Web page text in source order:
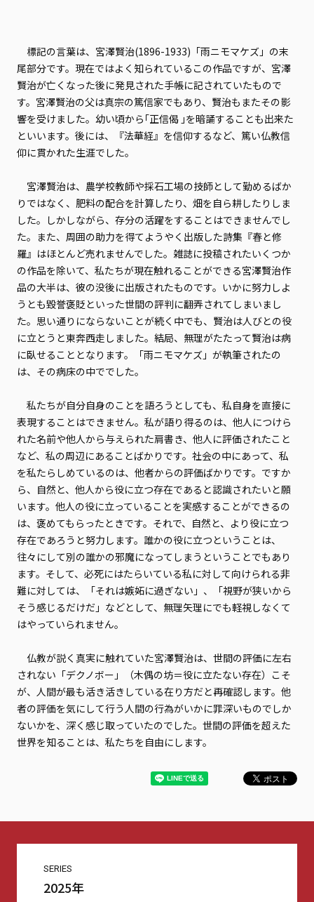
標記の言葉は、宮澤賢治(1896-1933)「雨ニモマケズ」の末
尾部分です。現在ではよく知られているこの作品ですが、宮澤
賢治が亡くなった後に発見された手帳に記されていたもので
す。宮澤賢治の父は真宗の篤信家でもあり、賢治もまたその影
響を受けました。幼い頃から｢正信偈 ｣を暗誦することも出来た
といいます。後には、『法華経』を信仰するなど、篤い仏教信
仰に貫かれた生涯でした。
宮澤賢治は、農学校教師や採石工場の技師として勤めるばか
りではなく、肥料の配合を計算したり、畑を自ら耕したりしま
した。しかしながら、存分の活躍をすることはできませんでし
た。また、周囲の助力を得てようやく出版した詩集『春と修
羅』はほとんど売れませんでした。雑誌に投稿されたいくつか
の作品を除いて、私たちが現在触れることができる宮澤賢治作
品の大半は、彼の没後に出版されたものです。いかに努力しよ
うとも毀誉褒貶といった世間の評判に翻弄されてしまいまし
た。思い通りにならないことが続く中でも、賢治は人びとの役
に立とうと東奔西走しました。結局、無理がたたって賢治は病
に臥せることとなります。「雨ニモマケズ」が執筆されたの
は、その病床の中ででした。
私たちが自分自身のことを語ろうとしても、私自身を直接に
表現することはできません。私が語り得るのは、他人につけら
れた名前や他人から与えられた肩書き、他人に評価されたこと
など、私の周辺にあることばかりです。社会の中にあって、私
を私たらしめているのは、他者からの評価ばかりです。ですか
ら、自然と、他人から役に立つ存在であると認識されたいと願
います。他人の役に立っていることを実感することができるの
は、褒めてもらったときです。それで、自然と、より役に立つ
存在であろうと努力します。誰かの役に立つということは、
往々にして別の誰かの邪魔になってしまうということでもあり
ます。そして、必死にはたらいている私に対して向けられる非
難に対しては、「それは嫉妬に過ぎない」、「視野が狭いから
そう感じるだけだ」などとして、無理矢理にでも軽視しなくて
はやっていられません。
仏教が説く真実に触れていた宮澤賢治は、世間の評価に左右
されない「デクノボー」（木偶の坊＝役に立たない存在）こそ
が、人間が最も活き活きしている在り方だと再確認します。他
者の評価を気にして行う人間の行為がいかに罪深いものでしか
ないかを、深く感じ取っていたのでした。世間の評価を超えた
世界を知ることは、私たちを自由にします。
SERIES
2025年